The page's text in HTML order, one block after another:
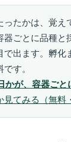
たかは、覚え
器ごとに品種と
で出ます。孵化
す。
かが、容器ごと
見てみる（無料